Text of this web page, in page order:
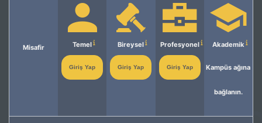
Misafir Temel
Giriş Yap
Bireysel
Giriş Yap
Profesyonel
Giriş Yap
Akademik
Kampüs ağına
bağlanın.